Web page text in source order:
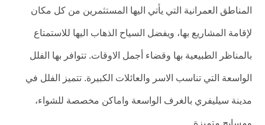
المناطق العمرانية التي يأتي اليها المستثمرين من كل مكان
لإقامة المشاريع بها، ويفضل السياح الذهاب اليها للاستمتاع
بالمناظر الطبيعية بها وقضاء أجمل الاوقات. تتوافر بها الفلل
الواسعة التي تناسب الاسر والعائلات الكبيرة. تتميز الفلل في
مدينة سيليفري بالغرف الواسعة واماكن مخصصة للشواء،
ومسابح متميزة.